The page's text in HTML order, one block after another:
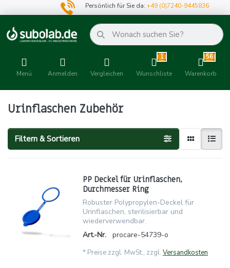
Persönlich für Sie da:+49 (0)7240-9445836
Menü Anmelden Vergleichen
1
Wunschliste
56
Warenkorb
Urinflaschen Zubehör
Filtern & Sortieren
PP Deckel für Urinflaschen,
Durchmesser Ring
Robuster Polypropylen-Deckel für
Urinflaschen, sterilisierbar und
wiederverwendbar.
Art.-Nr.
procare-54739-o
* Preise zzgl. MwSt., zzgl. Versandkosten